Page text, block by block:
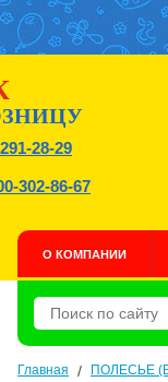
28-29
302-86-67
О КОМПАНИИ
Главная / ПОЛЕСЬЕ